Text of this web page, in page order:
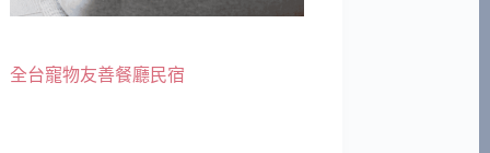
全台寵物友善餐廳民宿